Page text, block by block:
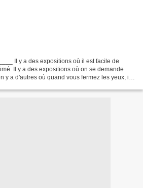
Il y a des expositions où il est facile de
Il y a des expositions où on se demande
y a d'autres où quand vous fermez les yeux, il